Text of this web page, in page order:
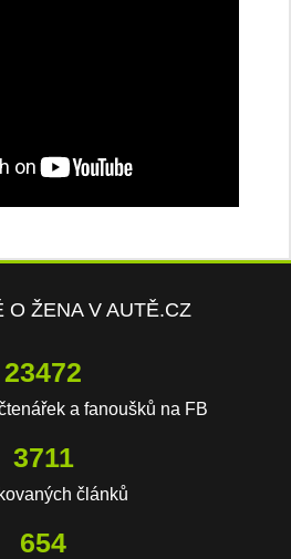
O ŽENA V AUTĚ.CZ
23472
a fanoušků na FB
3711
článků
654